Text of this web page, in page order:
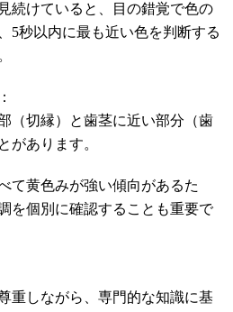
続けていると、目の錯覚で色の
5秒以内に最も近い色を判断する
（切縁）と歯茎に近い部分（歯
があります。
て黄色みが強い傾向があるた
を個別に確認することも重要で
重しながら、専門的な知識に基